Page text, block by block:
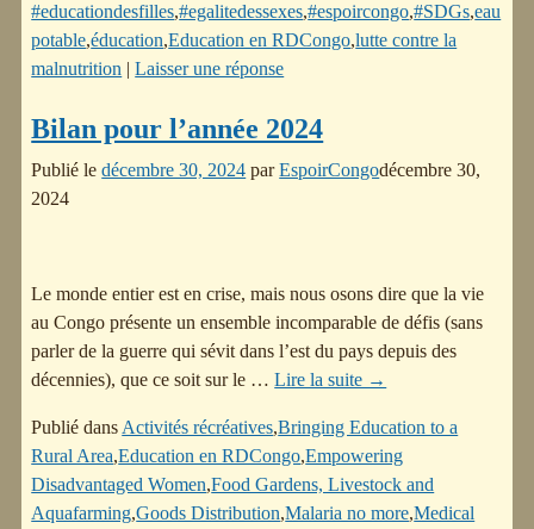
#educationdesfilles,#egalitedessexes,#espoircongo,#SDGs,eau
potable,éducation,Education en RDCongo,lutte contre la
malnutrition |Laisser une réponse
Bilan pour l’année 2024
Publié ledécembre 30, 2024 parEspoirCongodécembre 30,
2024
Le monde entier est en crise, mais nous osons dire que la vie
au Congo présente un ensemble incomparable de défis (sans
parler de la guerre qui sévit dans l’est du pays depuis des
décennies), que ce soit sur le … Lire la suite →
Publié dans Activités récréatives,Bringing Education to a
Rural Area,Education en RDCongo,Empowering
Disadvantaged Women,Food Gardens, Livestock and
Aquafarming,Goods Distribution,Malaria no more,Medical